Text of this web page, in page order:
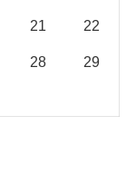
21 22
28 29